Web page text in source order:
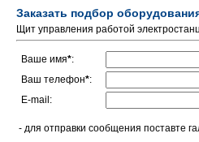
Заказать подбор
Щит управления работой
Ваше имя*:
Ваш телефон*:
E-mail:
- для отправки сообщения поставте